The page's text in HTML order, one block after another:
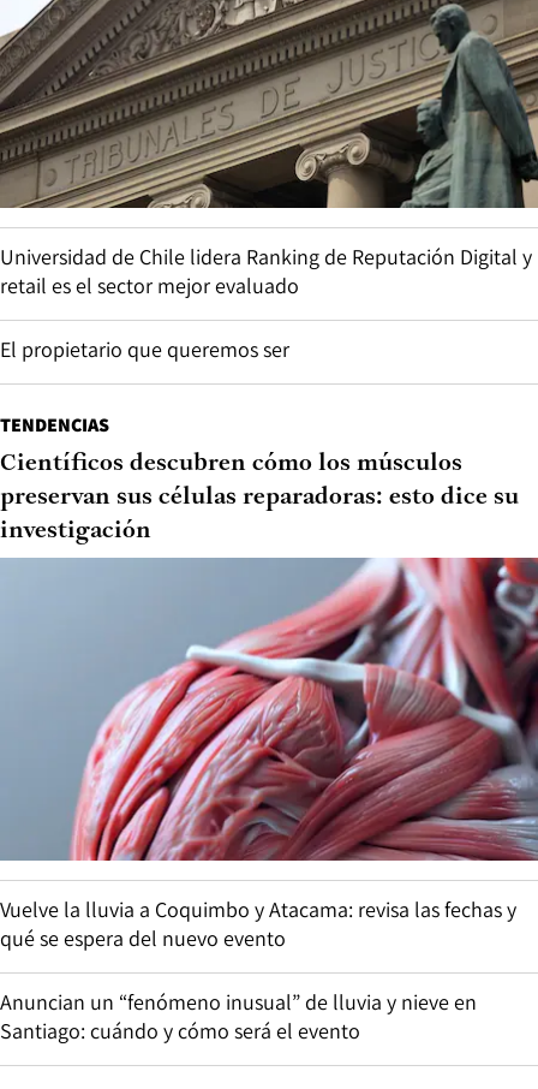
Universidad de Chile lidera Ranking de Reputación Digital y
retail es el sector mejor evaluado
El propietario que queremos ser
TENDENCIAS
Científicos descubren cómo los músculos
preservan sus células reparadoras: esto dice su
investigación
Vuelve la lluvia a Coquimbo y Atacama: revisa las fechas y
qué se espera del nuevo evento
Anuncian un “fenómeno inusual” de lluvia y nieve en
Santiago: cuándo y cómo será el evento